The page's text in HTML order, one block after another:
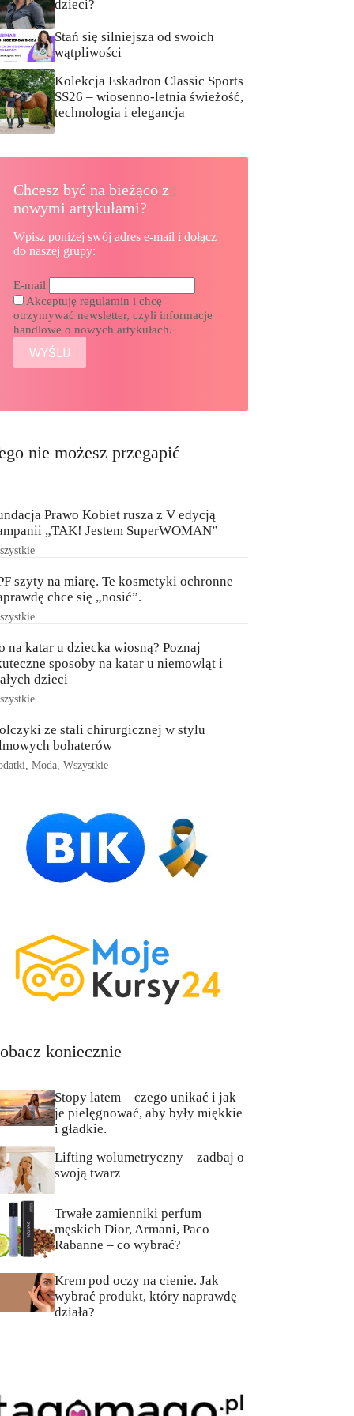
dzieci?
Stań się silniejsza od swoich
wątpliwości
Kolekcja Eskadron Classic Sports
SS26 – wiosenno-letnia świeżość,
technologia i elegancja
Chcesz być na bieżąco z
nowymi artykułami?
Wpisz poniżej swój adres e-mail i dołącz
do naszej grupy:
E-mail
Akceptuję regulamin i chcę
otrzymywać newsletter, czyli informacje
handlowe o nowych artykułach.
nie możesz przegapić
Prawo Kobiet rusza z V edycją
„TAK! Jestem SuperWOMAN”
szyty na miarę. Te kosmetyki ochronne
chce się „nosić”.
na katar u dziecka wiosną? Poznaj
sposoby na katar u niemowląt i
dzieci
ze stali chirurgicznej w stylu
bohaterów
,Moda,Wszystkie
koniecznie
Stopy latem – czego unikać i jak
je pielęgnować, aby były miękkie
i gładkie.
Lifting wolumetryczny – zadbaj o
swoją twarz
Trwałe zamienniki perfum
męskich Dior, Armani, Paco
Rabanne – co wybrać?
Krem pod oczy na cienie. Jak
wybrać produkt, który naprawdę
działa?